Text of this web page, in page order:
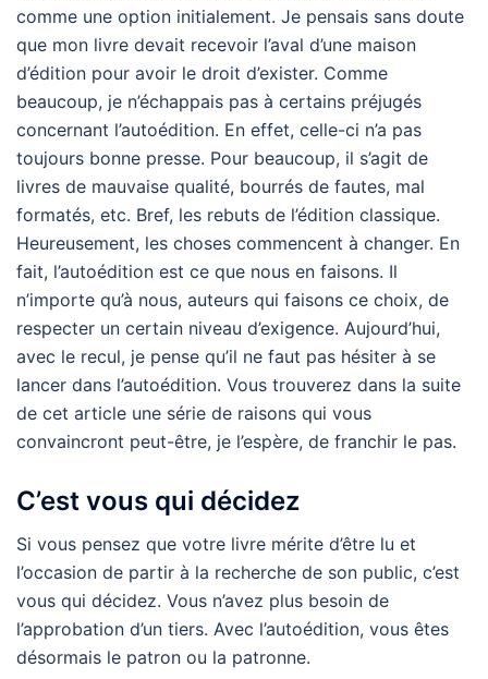
comme une option initialement. Je pensais sans doute
que mon livre devait recevoir l’aval d’une maison
d’édition pour avoir le droit d’exister. Comme
beaucoup, je n’échappais pas à certains préjugés
concernant l’autoédition. En effet, celle-ci n’a pas
toujours bonne presse. Pour beaucoup, il s’agit de
livres de mauvaise qualité, bourrés de fautes, mal
formatés, etc. Bref, les rebuts de l’édition classique.
Heureusement, les choses commencent à changer. En
fait, l’autoédition est ce que nous en faisons. Il
n’importe qu’à nous, auteurs qui faisons ce choix, de
respecter un certain niveau d’exigence. Aujourd’hui,
avec le recul, je pense qu’il ne faut pas hésiter à se
lancer dans l’autoédition. Vous trouverez dans la suite
de cet article une série de raisons qui vous
convaincront peut-être, je l’espère, de franchir le pas.
C’est vous qui décidez
Si vous pensez que votre livre mérite d’être lu et
l’occasion de partir à la recherche de son public, c’est
vous qui décidez. Vous n’avez plus besoin de
l’approbation d’un tiers. Avec l’autoédition, vous êtes
désormais le patron ou la patronne.